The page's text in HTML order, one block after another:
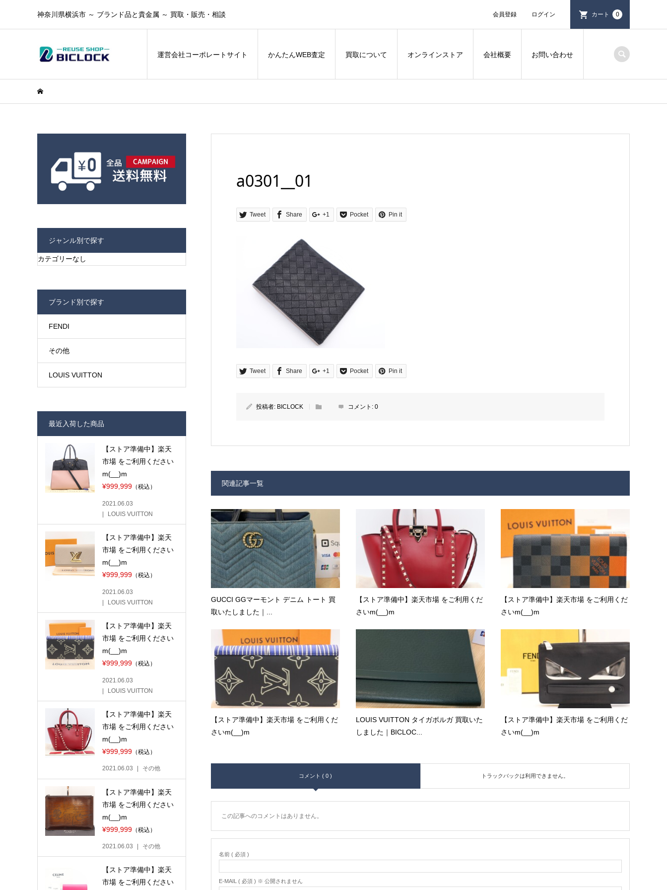
神奈川県横浜市 ～ ブランド品と貴金属 ～ 買取・販売・相談 会員登録 ログイン カート 0
運営会社コーポレートサイト かんたんWEB査定 買取について オンラインストア 会社概要 お問い合わせ
a0301__01
Tweet Share +1 Pocket Pin it
Tweet Share +1 Pocket Pin it
投稿者: BICLOCK コメント: 0
関連記事一覧
GUCCI GGマーモント デニム トート 買
取いたしました｜...
【ストア準備中】楽天市場 をご利用くだ
さいm(__)m
【ストア準備中】楽天市場 をご利用くだ
さいm(__)m
【ストア準備中】楽天市場 をご利用くだ
さいm(__)m
LOUIS VUITTON タイガボルガ 買取いた
しました｜BICLOC...
【ストア準備中】楽天市場 をご利用くだ
さいm(__)m
コメント ( 0 ) トラックバックは利用できません。
この記事へのコメントはありません。
名前 ( 必須 )
E-MAIL ( 必須 ) ※ 公開されません
ジャンル別で探す
カテゴリーなし
ブランド別で探す
FENDI
その他
LOUIS VUITTON
最近入荷した商品
【ストア準備中】楽天
市場 をご利用ください
m(__)m
¥999,999（税込）
2021.06.03
LOUIS VUITTON
【ストア準備中】楽天
市場 をご利用ください
m(__)m
¥999,999（税込）
2021.06.03
LOUIS VUITTON
【ストア準備中】楽天
市場 をご利用ください
m(__)m
¥999,999（税込）
2021.06.03
LOUIS VUITTON
【ストア準備中】楽天
市場 をご利用ください
m(__)m
¥999,999（税込）
2021.06.03 その他
【ストア準備中】楽天
市場 をご利用ください
m(__)m
¥999,999（税込）
2021.06.03 その他
【ストア準備中】楽天
市場 をご利用ください